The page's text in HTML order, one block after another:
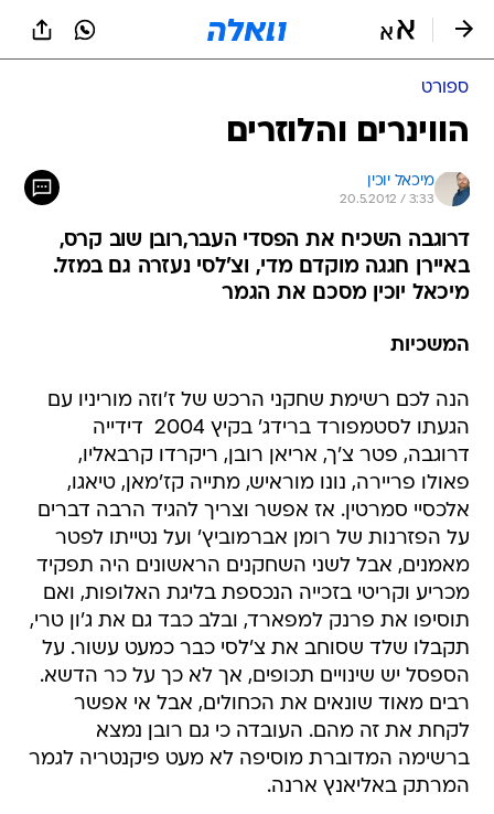
ספורט
הווינרים והלוזרים
מיכאל יוכין
20.5.2012 / 3:33
דרוגבה השכיח את הפסדי העבר,רובן שוב קרס,
באיירן חגגה מוקדם מדי, וצ'לסי נעזרה גם במזל.
מיכאל יוכין מסכם את הגמר
המשכיות
הנה לכם רשימת שחקני הרכש של ז'וזה מוריניו עם
הגעתו לסטמפורד ברידג' בקיץ 2004  דידייה
דרוגבה, פטר צ'ך, אריאן רובן, ריקרדו קרבאליו,
פאולו פריירה, נונו מוראיש, מתייה קז'מאן, טיאגו,
אלכסיי סמרטין. אז אפשר וצריך להגיד הרבה דברים
על הפזרנות של רומן אברמוביץ' ועל נטייתו לפטר
מאמנים, אבל לשני השחקנים הראשונים היה תפקיד
מכריע וקריטי בזכייה הנכספת בליגת האלופות, ואם
תוסיפו את פרנק למפארד, ובלב כבד גם את ג'ון טרי,
תקבלו שלד שסוחב את צ'לסי כבר כמעט עשור. על
הספסל יש שינויים תכופים, אך לא כך על כר הדשא.
רבים מאוד שונאים את הכחולים, אבל אי אפשר
לקחת את זה מהם. העובדה כי גם רובן נמצא
ברשימה המדוברת מוסיפה לא מעט פיקנטריה לגמר
המרתק באליאנץ ארנה.